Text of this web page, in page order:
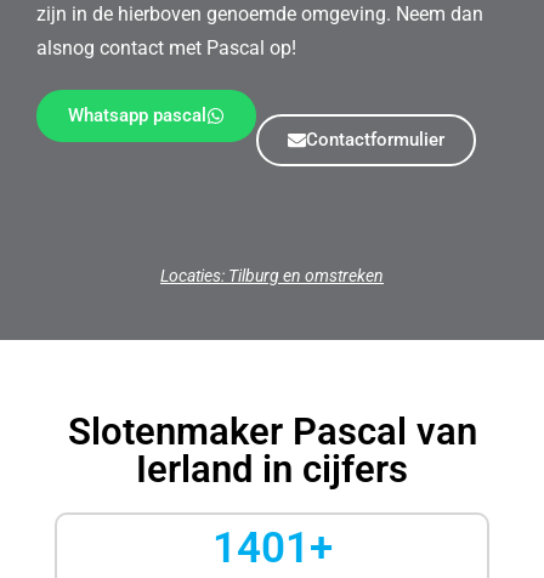
zijn in de hierboven genoemde omgeving. Neem dan
alsnog contact met Pascal op!
Whatsapp pascal
Contactformulier
Locaties: Tilburg en omstreken
Slotenmaker Pascal van
Ierland in cijfers
1401+